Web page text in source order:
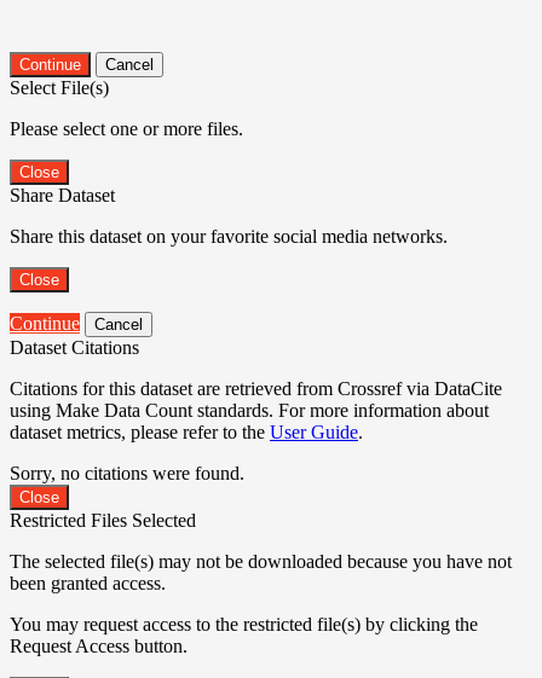
Continue Cancel
Select File(s)
Please select one or more files.
Close
Share Dataset
Share this dataset on your favorite social media networks.
Close
Continue Cancel
Dataset Citations
Citations for this dataset are retrieved from Crossref via DataCite
using Make Data Count standards. For more information about
dataset metrics, please refer to the User Guide.
Sorry, no citations were found.
Close
Restricted Files Selected
The selected file(s) may not be downloaded because you have not
been granted access.
You may request access to the restricted file(s) by clicking the
Request Access button.